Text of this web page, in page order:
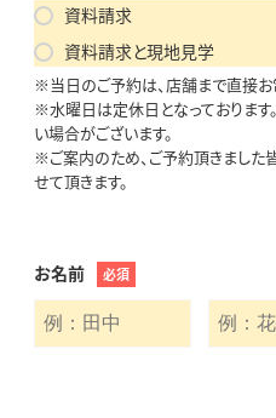
資料請求
資料請求と現地見学
※当日のご予約は、店舗まで直接お
※水曜日は定休日となっておりま
い場合がございます。
※ご案内のため、ご予約頂きまし
せて頂きます。
お名前 必須